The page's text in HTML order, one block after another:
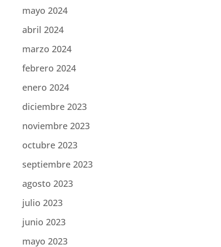
mayo 2024
abril 2024
marzo 2024
febrero 2024
enero 2024
diciembre 2023
noviembre 2023
octubre 2023
septiembre 2023
agosto 2023
julio 2023
junio 2023
mayo 2023